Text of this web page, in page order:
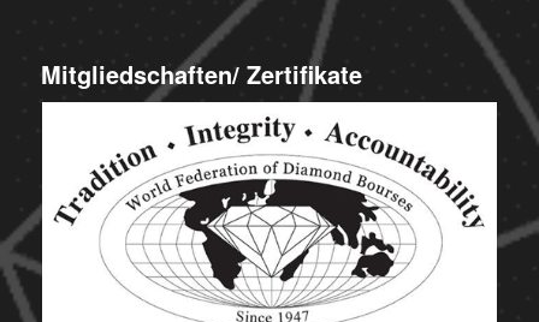
Mitgliedschaften/ Zertifikate